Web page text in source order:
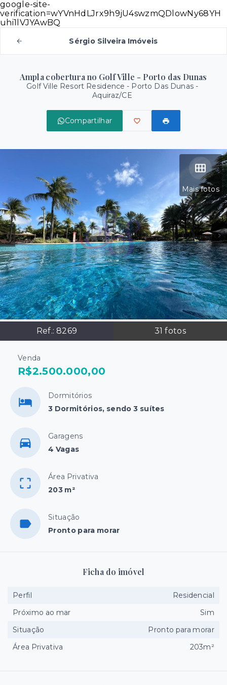
google-site-
verification=wYVnHdLJrx9h9jU4swzmQDlowNy68YH
uhi1lVJYAwBQ
Sérgio Silveira Imóveis
Ampla cobertura no Golf Ville - Porto das Dunas
Golf Ville Resort Residence - Porto Das Dunas -
Aquiraz/CE
Compartilhar
Mais fotos
Ref.: 8269 31 fotos
Venda
R$2.500.000,00
Dormitórios
3 Dormitórios, sendo 3 suítes
Garagens
4 Vagas
Área Privativa
203 m²
Situação
Pronto para morar
Ficha do imóvel
Perfil
Residencial
Próximo ao mar
Sim
Situação
Pronto para morar
Área Privativa
203m²